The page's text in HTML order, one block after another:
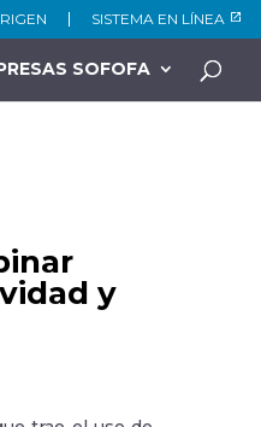
SISTEMA EN LÍNEA
SOFOFA
y